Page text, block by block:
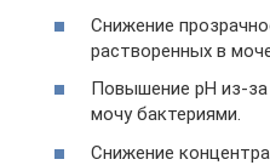
Снижение
растворенных в
Повышение рН из-
мочу бактериями.
Снижение